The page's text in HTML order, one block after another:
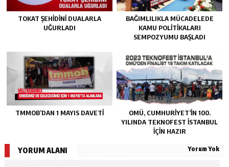
TOKAT ŞEHIDINI DUALARLA
UĞURLADI
BAĞIMLILIKLA MÜCADELEDE
KAMU POLITIKALARI
SEMPOZYUMU BAŞLADI
TMMOB’DAN 1 MAYIS DAVETI
OMÜ, CUMHURIYET’IN 100.
YILINDA TEKNOFEST İSTANBUL
IÇIN HAZIR
YORUM ALANI Yorum Yok